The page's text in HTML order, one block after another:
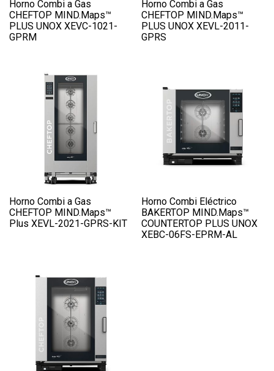
Horno Combi a Gas
CHEFTOP MIND.Maps™
PLUS UNOX XEVC-1021-
GPRM
Horno Combi a Gas
CHEFTOP MIND.Maps™
PLUS UNOX XEVL-2011-
GPRS
Horno Combi a Gas
CHEFTOP MIND.Maps™
Plus XEVL-2021-GPRS-KIT
Horno Combi Eléctrico
BAKERTOP MIND.Maps™
COUNTERTOP PLUS UNOX
XEBC-06FS-EPRM-AL